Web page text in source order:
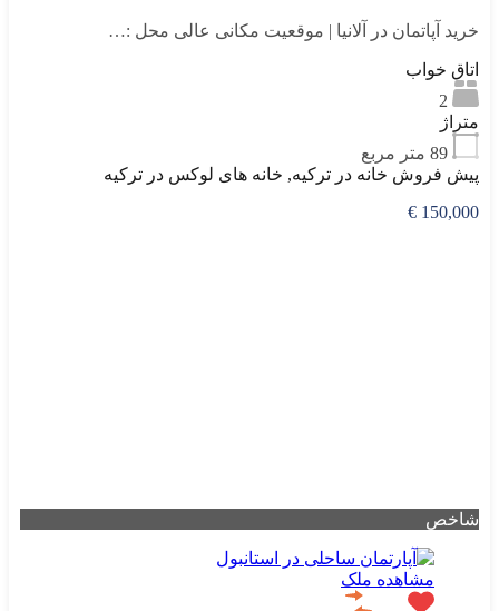
خرید آپاتمان در آلانیا | موقعیت مکانی عالی محل :…
اتاق خواب
2
متراژ
89 متر مربع
پیش فروش خانه در ترکیه, خانه های لوکس در ترکیه
150,000 €
شاخص
مشاهده ملک